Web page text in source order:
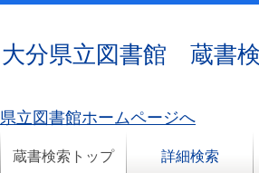
大分県立図書館 蔵書
県立図書館ホームページへ
蔵書検索トップ 詳細検索